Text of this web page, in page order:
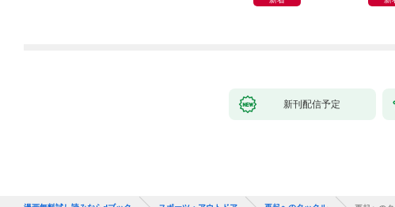
新刊配信予定